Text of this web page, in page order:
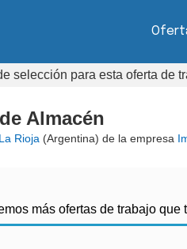
selección para esta oferta de
Almacén
La Rioja (Argentina) de la empresa
más ofertas de trabajo que